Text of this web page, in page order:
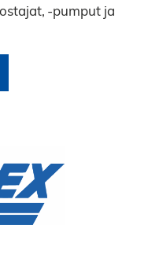
-pumput ja